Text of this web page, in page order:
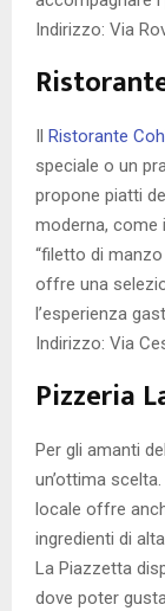
Indirizzo: Via
Ristorante
speciale o un
propone piatti
moderna, come
“filetto di
offre una
l’esperienza
Indirizzo: Via
Pizzeria
Per gli amanti
un’ottima
locale offre
ingredienti di
La Piazzetta
dove poter